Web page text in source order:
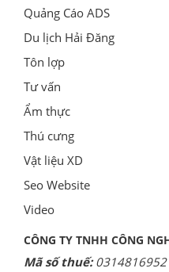
Quảng Cáo ADS
Du lịch Hải Đăng
Tôn lợp
Tư vấn
Ẩm thực
Thú cưng
Vật liệu XD
Seo Website
Video
CÔNG TY TNHH CÔNG
Mã số thuế:0314816952